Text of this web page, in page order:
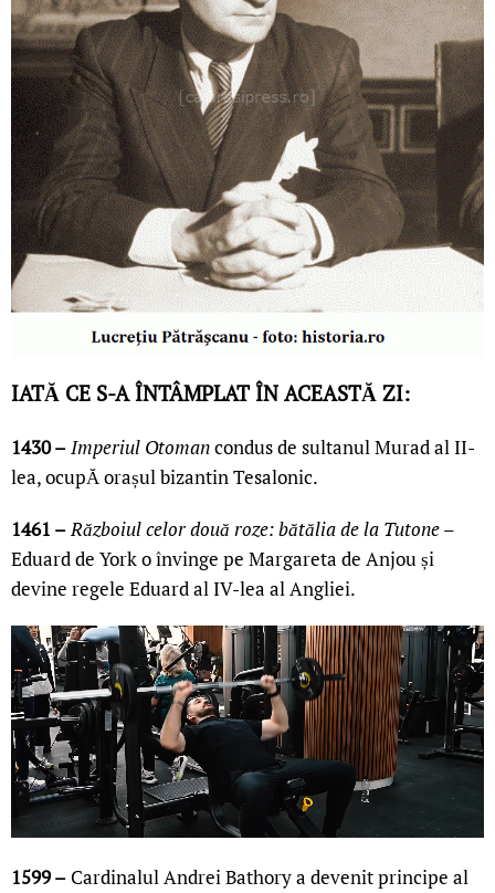
IATĂ CE S-A ÎNTÂMPLAT ÎN ACEASTĂ ZI:
1430 –Imperiul Otomancondus de sultanul Murad al II-
lea, ocupĂ orașul bizantin Tesalonic.
1461 –Războiul celor două roze: bătălia de la Tutone–
Eduard de York o învinge pe Margareta de Anjou și
devine regele Eduard al IV-lea al Angliei.
1599 – Cardinalul Andrei Bathory a devenit principe al